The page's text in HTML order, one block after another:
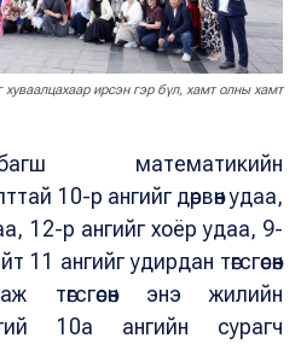
хуваалцахаар ирсэн гэр бүл, хамт олны хамт
математикийн
10-р ангийг дөрвөн удаа,
12-р ангийг хоёр удаа, 9-
11 ангийг удирдан төгсгөсөн
төгсгөсөн энэ жилийн
10а ангийн сурагч